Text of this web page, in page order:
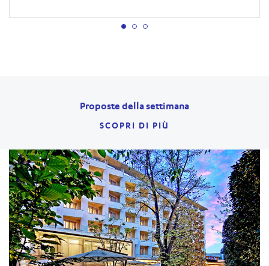
Proposte della settimana
SCOPRI DI PIÙ